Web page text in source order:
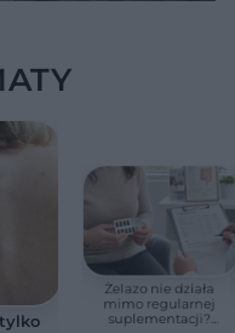
Żelazo nie działa
mimo regularnej
suplementacji?